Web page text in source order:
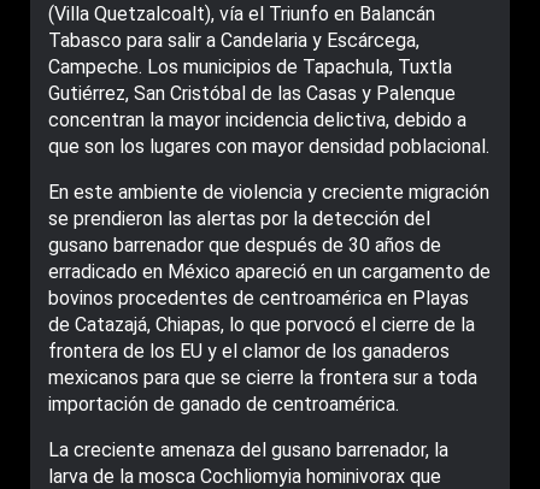
(Villa Quetzalcoalt), vía el Triunfo en Balancán
Tabasco para salir a Candelaria y Escárcega,
Campeche. Los municipios de Tapachula, Tuxtla
Gutiérrez, San Cristóbal de las Casas y Palenque
concentran la mayor incidencia delictiva, debido a
que son los lugares con mayor densidad poblacional.
En este ambiente de violencia y creciente migración
se prendieron las alertas por la detección del
gusano barrenador que después de 30 años de
erradicado en México apareció en un cargamento de
bovinos procedentes de centroamérica en Playas
de Catazajá, Chiapas, lo que porvocó el cierre de la
frontera de los EU y el clamor de los ganaderos
mexicanos para que se cierre la frontera sur a toda
importación de ganado de centroamérica.
La creciente amenaza del gusano barrenador, la
larva de la mosca Cochliomyia hominivorax que